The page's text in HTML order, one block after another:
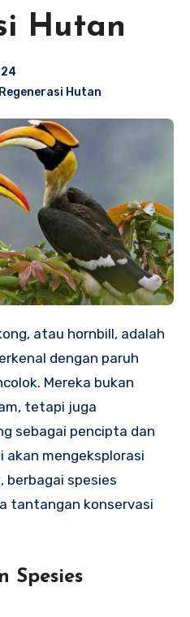
Hutan
Hutan
atau hornbill, adalah
dengan paruh
Mereka bukan
tetapi juga
sebagai pencipta dan
akan mengeksplorasi
berbagai spesies
tantangan konservasi
Spesies